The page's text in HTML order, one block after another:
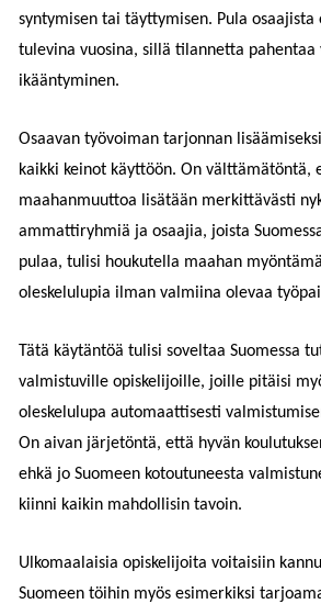
syntymisen tai täyttymisen. Pula osaajista
tulevina vuosina, sillä tilannetta pahentaa
ikääntyminen.
Osaavan työvoiman tarjonnan
kaikki keinot käyttöön. On välttämätöntä,
maahanmuuttoa lisätään merkittävästi
ammattiryhmiä ja osaajia, joista
pulaa, tulisi houkutella maahan
oleskelulupia ilman valmiina olevaa
Tätä käytäntöä tulisi soveltaa Suomessa
valmistuville opiskelijoille, joille pitäisi
oleskelulupa automaattisesti
On aivan järjetöntä, että hyvän
ehkä jo Suomeen kotoutuneesta
kiinni kaikin mahdollisin tavoin.
Ulkomaalaisia opiskelijoita voitaisiin
Suomeen töihin myös esimerkiksi